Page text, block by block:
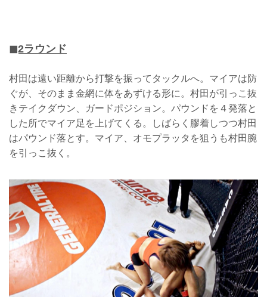
◼︎2ラウンド
村田は遠い距離から打撃を振ってタックルへ。マイアは防
ぐが、そのまま金網に体をあずける形に。村田が引っこ抜
きテイクダウン、ガードポジション。パウンドを４発落と
した所でマイア足を上げてくる。しばらく膠着しつつ村田
はパウンド落とす。マイア、オモプラッタを狙うも村田腕
を引っこ抜く。